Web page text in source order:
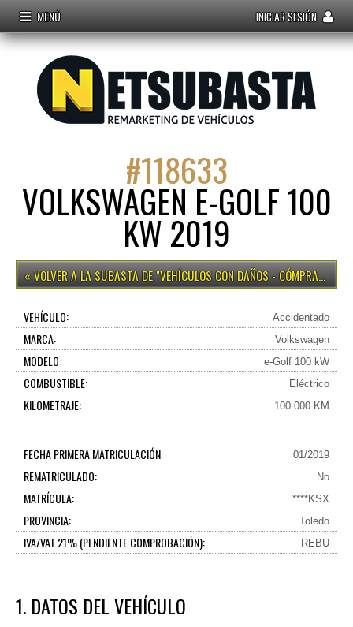
MENÚ INICIAR SESIÓN
#118633
VOLKSWAGEN E-GOLF 100
KW 2019
VEHÍCULOS CON DAÑOS - CÓMPRALO YA
VEHÍCULO: Accidentado
MARCA: Volkswagen
MODELO: e-Golf 100 kW
COMBUSTIBLE: Eléctrico
KILOMETRAJE: 100.000 KM
FECHA PRIMERA MATRICULACIÓN: 01/2019
REMATRICULADO: No
MATRÍCULA: ****KSX
PROVINCIA: Toledo
IVA/VAT 21% (PENDIENTE COMPROBACIÓN): REBU
1. DATOS DEL VEHÍCULO